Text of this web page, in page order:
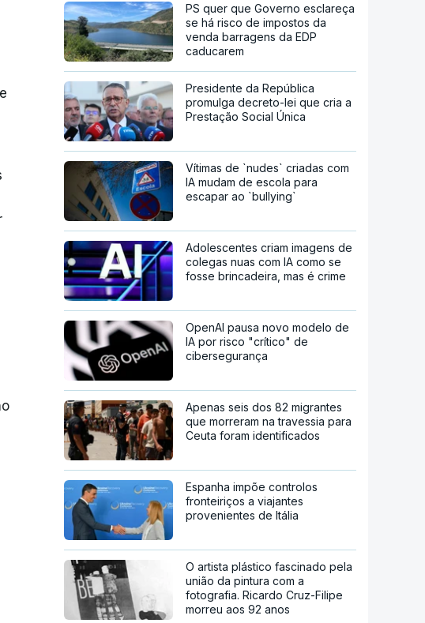
PS quer que Governo esclareça
se há risco de impostos da
venda barragens da EDP
caducarem
Presidente da República
promulga decreto-lei que cria a
Prestação Social Única
Vítimas de `nudes` criadas com
IA mudam de escola para
escapar ao `bullying`
Adolescentes criam imagens de
colegas nuas com IA como se
fosse brincadeira, mas é crime
OpenAI pausa novo modelo de
IA por risco "crítico" de
cibersegurança
Apenas seis dos 82 migrantes
que morreram na travessia para
Ceuta foram identificados
Espanha impõe controlos
fronteiriços a viajantes
provenientes de Itália
O artista plástico fascinado pela
união da pintura com a
fotografia. Ricardo Cruz-Filipe
morreu aos 92 anos